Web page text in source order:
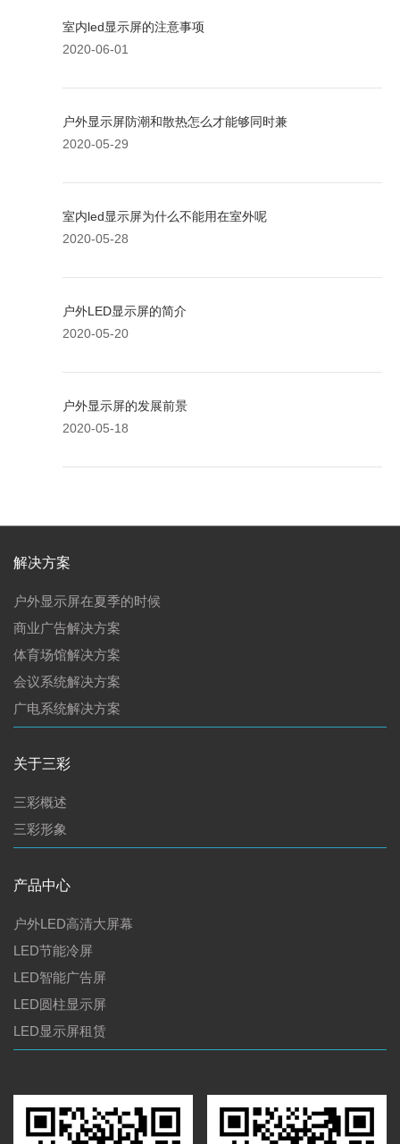
室内led显示屏的注意事项
2020-06-01
户外显示屏防潮和散热怎么才能够同时兼
2020-05-29
室内led显示屏为什么不能用在室外呢
2020-05-28
户外LED显示屏的简介
2020-05-20
户外显示屏的发展前景
2020-05-18
解决方案
户外显示屏在夏季的时候
商业广告解决方案
体育场馆解决方案
会议系统解决方案
广电系统解决方案
关于三彩
三彩概述
三彩形象
产品中心
户外LED高清大屏幕
LED节能冷屏
LED智能广告屏
LED圆柱显示屏
LED显示屏租赁